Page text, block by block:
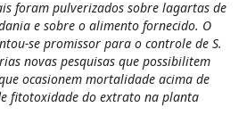
foram pulverizados sobre lagartas de
e sobre o alimento fornecido. O
se promissor para o controle de S.
novas pesquisas que possibilitem
ocasionem mortalidade acima de
fitotoxidade do extrato na planta